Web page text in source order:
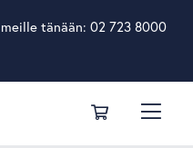
tänään: 02 723 8000